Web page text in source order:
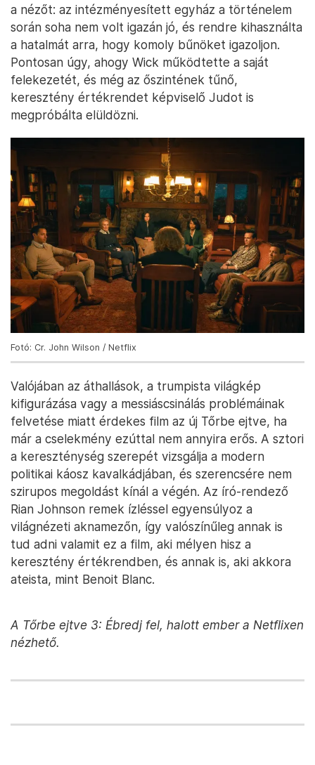
a nézőt: az intézményesített egyház a történelem
során soha nem volt igazán jó, és rendre kihasználta
a hatalmát arra, hogy komoly bűnöket igazoljon.
Pontosan úgy, ahogy Wick működtette a saját
felekezetét, és még az őszintének tűnő,
keresztény értékrendet képviselő Judot is
megpróbálta elüldözni.
Fotó: Cr. John Wilson / Netflix
Valójában az áthallások, a trumpista világkép
kifigurázása vagy a messiáscsinálás problémáinak
felvetése miatt érdekes film az új Tőrbe ejtve, ha
már a cselekmény ezúttal nem annyira erős. A sztori
a kereszténység szerepét vizsgálja a modern
politikai káosz kavalkádjában, és szerencsére nem
szirupos megoldást kínál a végén. Az író-rendező
Rian Johnson remek ízléssel egyensúlyoz a
világnézeti aknamezőn, így valószínűleg annak is
tud adni valamit ez a film, aki mélyen hisz a
keresztény értékrendben, és annak is, aki akkora
ateista, mint Benoit Blanc.
A Tőrbe ejtve 3: Ébredj fel, halott ember a Netflixen
nézhető.